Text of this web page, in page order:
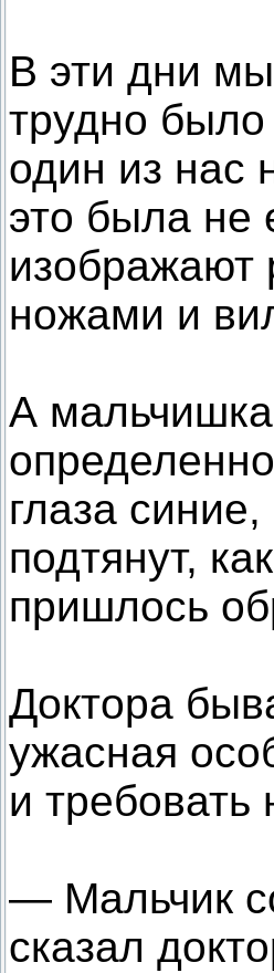
В эти дни
трудно
один из нас
это была не
изображают
ножами и
А
глаза
подтянут,
пришлось
Доктора
ужасная
и требовать
— Мальчик
сказал